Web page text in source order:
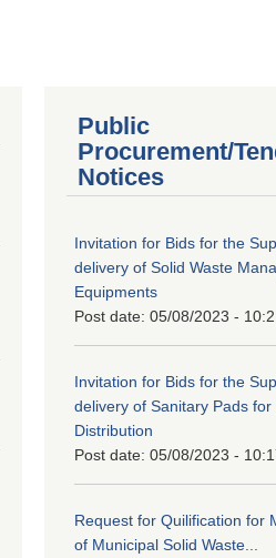
Public
Procurement/
Notices
Invitation for Bids for the
delivery of Solid Waste
Equipments
Post date: 05/08/2023 -
Invitation for Bids for the
delivery of Sanitary Pads for
Distribution
Post date: 05/08/2023 -
Request for Quilification for
of Municipal Solid Waste...